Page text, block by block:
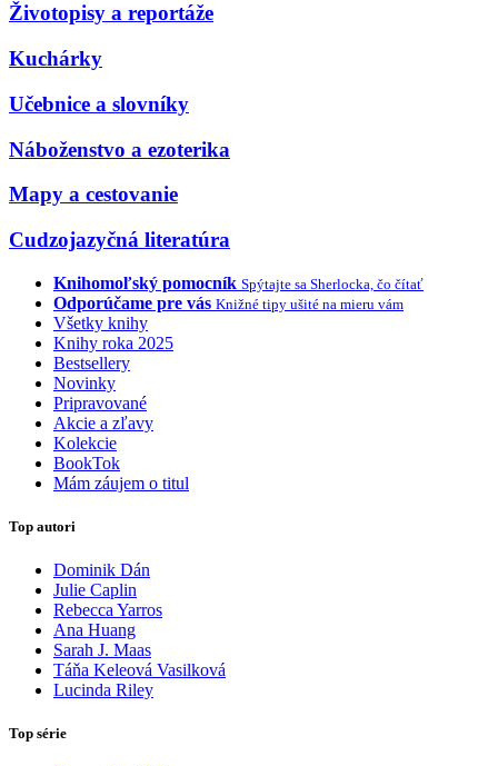
Životopisy a reportáže
Kuchárky
Učebnice a slovníky
Náboženstvo a ezoterika
Mapy a cestovanie
Cudzojazyčná literatúra
Knihomoľský pomocník Spýtajte sa Sherlocka, čo čítať
Odporúčame pre vás Knižné tipy ušité na mieru vám
Všetky knihy
Knihy roka 2025
Bestsellery
Novinky
Pripravované
Akcie a zľavy
Kolekcie
BookTok
Mám záujem o titul
Top autori
Dominik Dán
Julie Caplin
Rebecca Yarros
Ana Huang
Sarah J. Maas
Táňa Keleová Vasilková
Lucinda Riley
Top série